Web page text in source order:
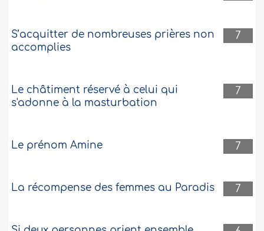
7
S’acquitter de nombreuses prières non
accomplies
7
Le châtiment réservé à celui qui
s'adonne à la masturbation
7
Le prénom Amine
7
La récompense des femmes au Paradis